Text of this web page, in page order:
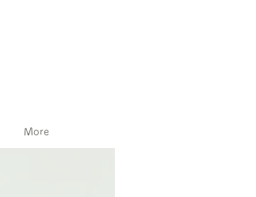
More